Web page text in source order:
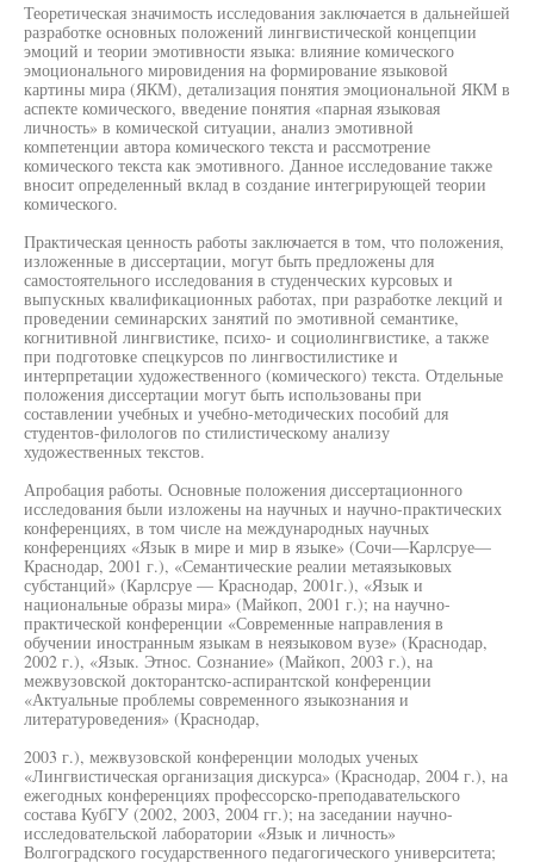
Теоретическая значимость исследования заключается в дальнейшей
разработке основных положений лингвистической концепции
эмоций и теории эмотивности языка: влияние комического
эмоционального мировидения на формирование языковой
картины мира (ЯКМ), детализация понятия эмоциональной ЯКМ в
аспекте комического, введение понятия «парная языковая
личность» в комической ситуации, анализ эмотивной
компетенции автора комического текста и рассмотрение
комического текста как эмотивного. Данное исследование также
вносит определенный вклад в создание интегрирующей теории
комического.
Практическая ценность работы заключается в том, что положения,
изложенные в диссертации, могут быть предложены для
самостоятельного исследования в студенческих курсовых и
выпускных квалификационных работах, при разработке лекций и
проведении семинарских занятий по эмотивной семантике,
когнитивной лингвистике, психо- и социолингвистике, а также
при подготовке спецкурсов по лингвостилистике и
интерпретации художественного (комического) текста. Отдельные
положения диссертации могут быть использованы при
составлении учебных и учебно-методических пособий для
студентов-филологов по стилистическому анализу
художественных текстов.
Апробация работы. Основные положения диссертационного
исследования были изложены на научных и научно-практических
конференциях, в том числе на международных научных
конференциях «Язык в мире и мир в языке» (Сочи—Карлсруе—
Краснодар, 2001 г.), «Семантические реалии метаязыковых
субстанций» (Карлсруе — Краснодар, 2001г.), «Язык и
национальные образы мира» (Майкоп, 2001 г.); на научно-
практической конференции «Современные направления в
обучении иностранным языкам в неязыковом вузе» (Краснодар,
2002 г.), «Язык. Этнос. Сознание» (Майкоп, 2003 г.), на
межвузовской докторантско-аспирантской конференции
«Актуальные проблемы современного языкознания и
литературоведения» (Краснодар,
2003 г.), межвузовской конференции молодых ученых
«Лингвистическая организация дискурса» (Краснодар, 2004 г.), на
ежегодных конференциях профессорско-преподавательского
состава КубГУ (2002, 2003, 2004 гг.); на заседании научно-
исследовательской лаборатории «Язык и личность»
Волгоградского государственного педагогического университета;